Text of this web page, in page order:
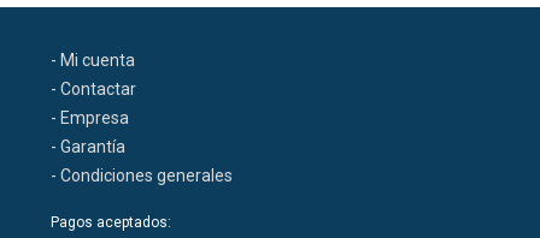
- Mi cuenta
- Contactar
- Empresa
- Garantía
- Condiciones generales
Pagos aceptados: